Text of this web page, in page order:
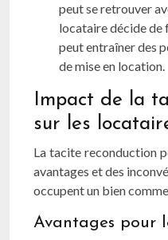
peut se retrouver
locataire décide de
peut entraîner des
de mise en location.
Impact de la
sur les
La tacite reconduction
avantages et des
occupent un bien
Avantages pour